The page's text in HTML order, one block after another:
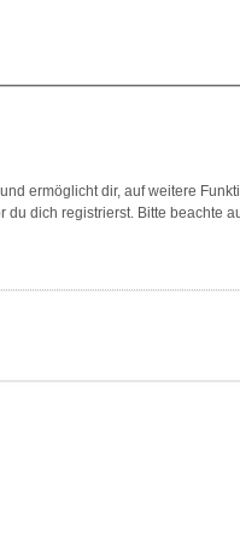
ermöglicht dir, auf weitere
dich registrierst. Bitte beachte